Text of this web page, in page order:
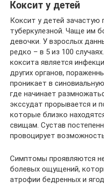
Коксит у детей
Коксит у детей зачастую
туберкулезной. Чаще им
девочки. У взрослых
редко – в 5 из 100
коксита является
других органов,
проникает в
где начинает
экссудат прорывается и
которые близко
свищам. Сустав
провоцирует
Симптомы проявляются
болевых ощущений,
атрофии бедренных и